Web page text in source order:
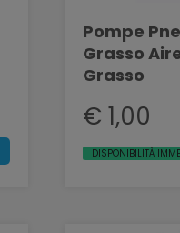
Pompe
Grasso
Grasso
€ 1,00
DISPONIBILITÀ